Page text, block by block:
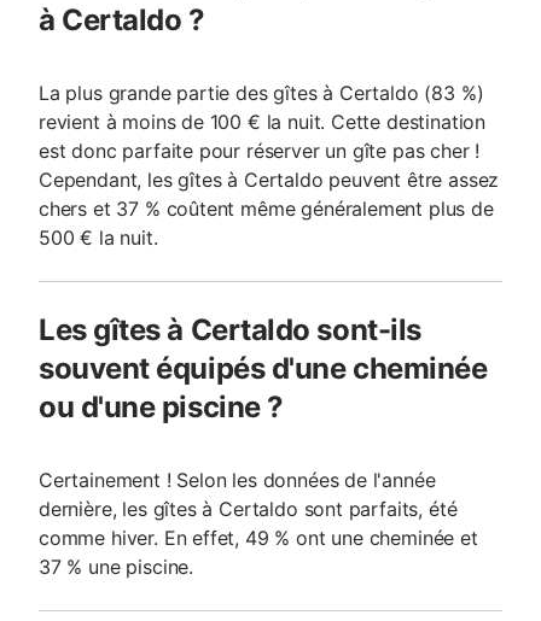
à Certaldo ?
La plus grande partie des gîtes à Certaldo (83 %)
revient à moins de 100 € la nuit. Cette destination
est donc parfaite pour réserver un gîte pas cher !
Cependant, les gîtes à Certaldo peuvent être assez
chers et 37 % coûtent même généralement plus de
500 € la nuit.
Les gîtes à Certaldo sont-ils
souvent équipés d'une cheminée
ou d'une piscine ?
Certainement ! Selon les données de l'année
dernière, les gîtes à Certaldo sont parfaits, été
comme hiver. En effet, 49 % ont une cheminée et
37 % une piscine.